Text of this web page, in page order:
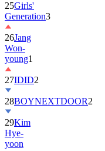
25Girls'
Generation3
26Jang
Won-
young1
27IDID2
28BOYNEXTDOOR2
29Kim
Hye-
yoon